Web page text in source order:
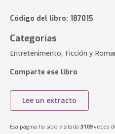
Código del libro: 187015
Categorías
Entretenimento, Ficción y
Comparte ese libro
Lee un extracto
Esa página ha sido visitada 3109veces